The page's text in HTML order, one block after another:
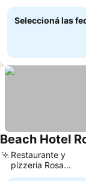
Seleccioná las
Beach Hotel
Restaurante y
pizzería Rosa
Beach